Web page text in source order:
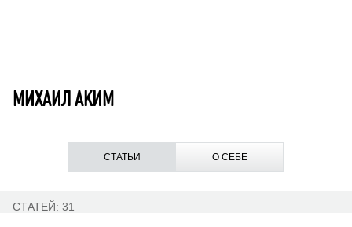
МИХАИЛ АКИМ
СТАТЬИ О СЕБЕ
СТАТЕЙ: 31